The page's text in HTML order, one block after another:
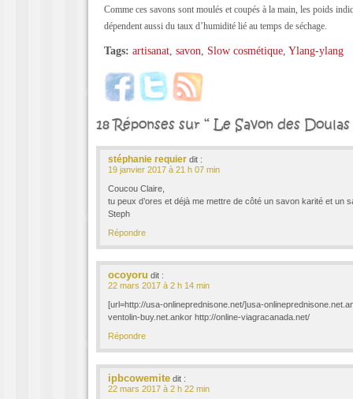
Comme ces savons sont moulés et coupés à la main, les poids
dépendent aussi du taux d’humidité lié au temps de séchage.
Tags: artisanat savon Slow cosmétique Ylang-ylang
18 Réponses sur “ Le Savon des Doulas
stéphanie requier dit :
19 janvier 2017 à 21 h 07 min
Coucou Claire,
tu peux d’ores et déjà me mettre de côté un savon karité et un
Steph
Répondre
ocoyoru dit :
22 mars 2017 à 2 h 14 min
[url=http://usa-onlineprednisone.net/]usa-
ventolin-buy.net.ankor http://online-viagracanada.net/
Répondre
ipbcowemite dit :
22 mars 2017 à 2 h 22 min